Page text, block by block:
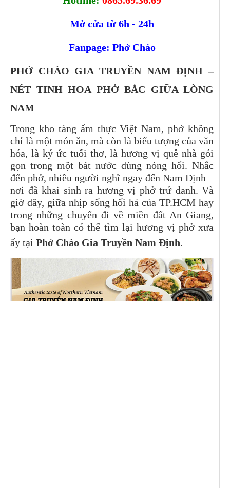
Mở cửa từ 6h - 24h
Fanpage: Phở Chào
PHỞ CHÀO GIA TRUYỀN NAM ĐỊNH –
NÉT TINH HOA PHỞ BẮC GIỮA LÒNG
NAM
Trong kho tàng ẩm thực Việt Nam, phở không
chỉ là một món ăn, mà còn là biểu tượng của văn
hóa, là ký ức tuổi thơ, là hương vị quê nhà gói
gọn trong một bát nước dùng nóng hổi. Nhắc
đến phở, nhiều người nghĩ ngay đến Nam Định –
nơi đã khai sinh ra hương vị phở trứ danh. Và
giờ đây, giữa nhịp sống hối hả của TP.HCM hay
trong những chuyến đi về miền đất An Giang,
bạn hoàn toàn có thể tìm lại hương vị phở xưa
ấy tại Phở Chào Gia Truyền Nam Định.